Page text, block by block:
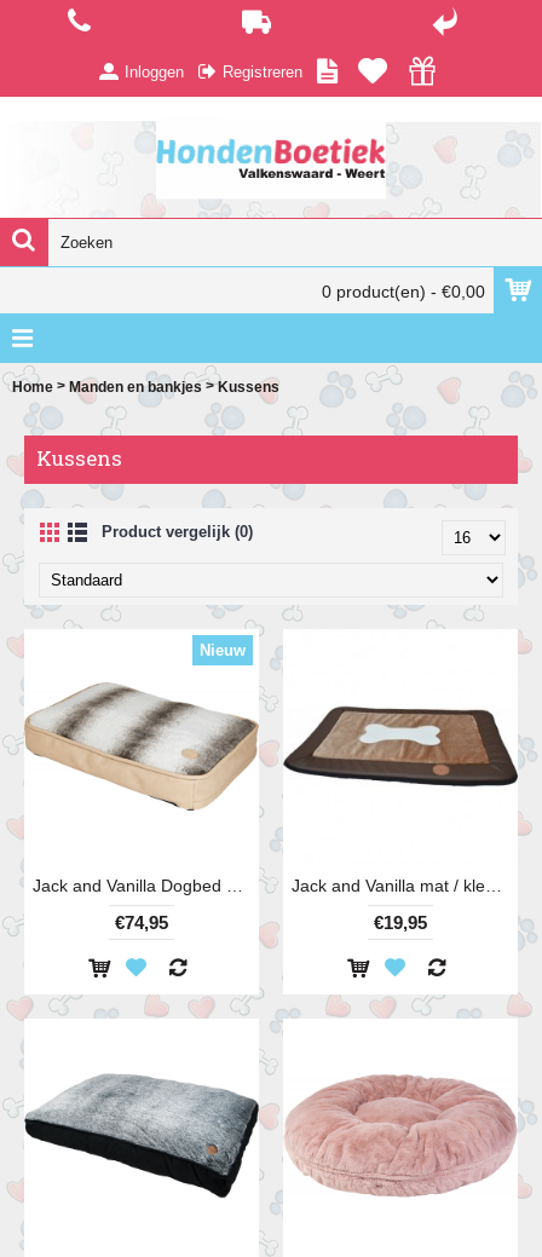
Inloggen Registreren
0 product(en) - €0,00
Home > Manden en bankjes>Kussens
Kussens
Product vergelijk (0)
Nieuw
€74,95 €19,95